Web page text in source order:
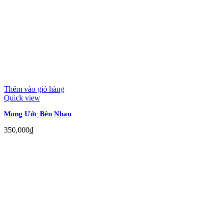
Thêm vào giỏ hàng
Quick view
Mong Ước Bên Nhau
350,000₫